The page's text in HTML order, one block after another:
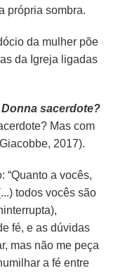
própria sombra.
da mulher põe
da Igreja ligadas
Donna sacerdote?
Mas com
2017).
“Quanto a vocês,
todos vocês são
fé, e as dúvidas
mas não me peça
a fé entre